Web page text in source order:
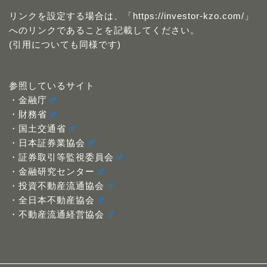
リンクを設定する場合は、「https://investor-kzo.com/」
へのリンクであることを記載してください。
(引用についても同様です)
参照しているサイト
・金融庁
・財務省
・国土交通省
・日本証券業協会
・証券取引等監視委員会
・金融研究センター
・投資不動産流通協会
・全日本不動産協会
・不動産流通経営協会